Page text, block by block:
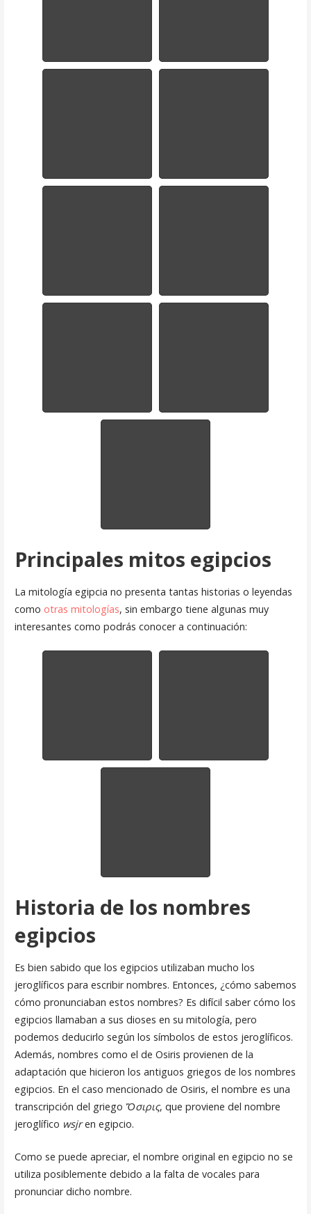
Principales mitos egipcios
La mitología egipcia no presenta tantas historias o leyendas
como otras mitologías, sin embargo tiene algunas muy
interesantes como podrás conocer a continuación:
Historia de los nombres
egipcios
Es bien sabido que los egipcios utilizaban mucho los
jeroglíficos para escribir nombres. Entonces, ¿cómo sabemos
cómo pronunciaban estos nombres? Es difícil saber cómo los
egipcios llamaban a sus dioses en su mitología, pero
podemos deducirlo según los símbolos de estos jeroglíficos.
Además, nombres como el de Osiris provienen de la
adaptación que hicieron los antiguos griegos de los nombres
egipcios. En el caso mencionado de Osiris, el nombre es una
transcripción del griego Ὄσιρις, que proviene del nombre
jeroglífico wsjren egipcio.
Como se puede apreciar, el nombre original en egipcio no se
utiliza posiblemente debido a la falta de vocales para
pronunciar dicho nombre.